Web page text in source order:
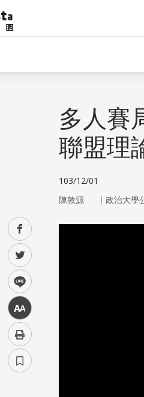
facebook
twitter
line
中
多人賽
聯盟理
103/12/01
陳敦源 ｜ 政治大學